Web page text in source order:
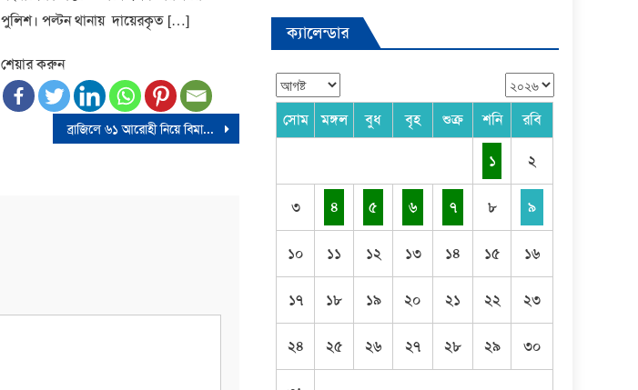
পুলিশ। পল্টন থানায় দায়েরকৃত […]
শেয়ার করুন
ব্রাজিলে ৬১ আরোহী নিয়ে বিমান বিধ্বস্ত, কেউ বেঁচে নেই
ক্যালেন্ডার
সোম মঙ্গল বুধ বৃহ শুক্র শনি রবি
১ ২
৩ ৪ ৫ ৬ ৭ ৮ ৯
১০ ১১ ১২ ১৩ ১৪ ১৫ ১৬
১৭ ১৮ ১৯ ২০ ২১ ২২ ২৩
২৪ ২৫ ২৬ ২৭ ২৮ ২৯ ৩০